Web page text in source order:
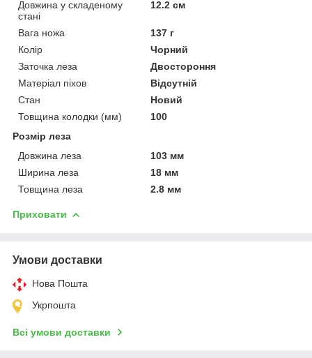
Довжина у складеному
стані
12.2 см
Вага ножа
137 г
Колір
Чорний
Заточка леза
Двостороння
Матеріал піхов
Відсутній
Стан
Новий
Товщина колодки (мм)
100
Розмір леза
Довжина леза
103 мм
Ширина леза
18 мм
Товщина леза
2.8 мм
Приховати
Умови доставки
Нова Пошта
Укрпошта
Всі умови доставки